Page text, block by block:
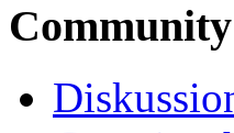
Community